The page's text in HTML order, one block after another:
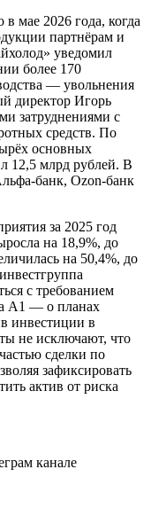
мае 2026 года, когда
партнёрам и
уведомил
более 170
— увольнения
директор Игорь
затруднениями с
средств. По
основных
12,5 млрд рублей. В
банк, Ozon-банк
за 2025 год
на 18,9%, до
на 50,4%, до
с требованием
а А1 — о планах
инвестиции в
не исключают, что
сделки по
зафиксировать
актив от риска
канале